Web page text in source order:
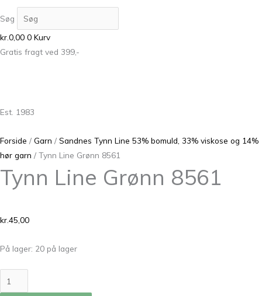
Søg
kr.0,00 0 Kurv
Gratis fragt ved 399,-
Est. 1983
Forside / Garn / Sandnes Tynn Line 53% bomuld, 33% viskose og 14%
hør garn / Tynn Line Grønn 8561
Tynn Line Grønn 8561
kr.45,00
På lager: 20 på lager